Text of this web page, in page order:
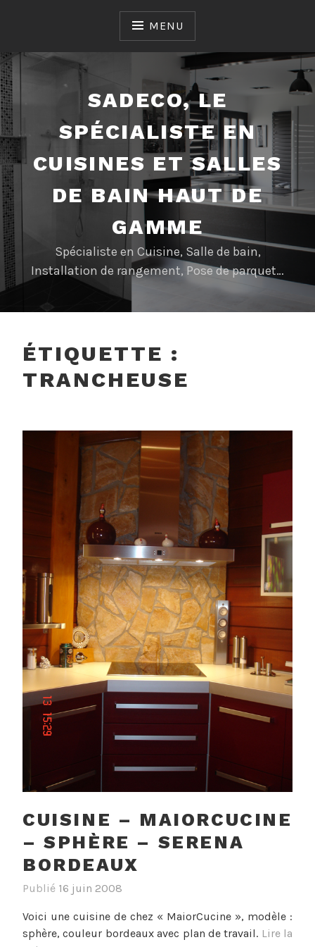
MENU
SADECO, LE
SPÉCIALISTE EN
CUISINES ET SALLES
DE BAIN HAUT DE
GAMME
Spécialiste en Cuisine, Salle de bain,
Installation de rangement, Pose de parquet…
ÉTIQUETTE :
TRANCHEUSE
CUISINE – MAIORCUCINE
– SPHÈRE – SERENA
BORDEAUX
Publié 16 juin 2008
Voici une cuisine de chez « MaiorCucine », modèle :
sphère, couleur bordeaux avec plan de travail. Lire la